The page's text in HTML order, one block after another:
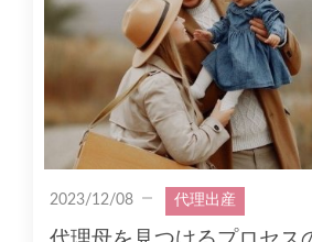
2023/12/08 代理出産